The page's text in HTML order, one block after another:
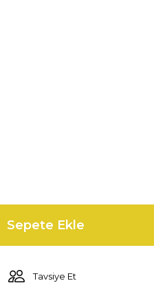
Sepete Ekle
Tavsiye Et